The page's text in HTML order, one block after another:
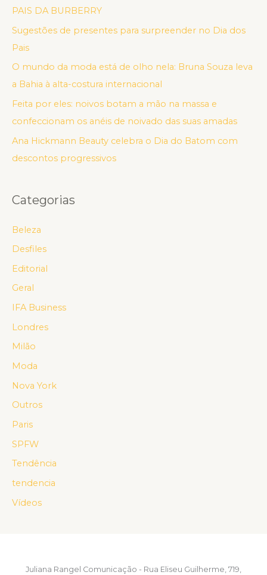
PAIS DA BURBERRY
Sugestões de presentes para surpreender no Dia dos
Pais
O mundo da moda está de olho nela: Bruna Souza leva
a Bahia à alta-costura internacional
Feita por eles: noivos botam a mão na massa e
confeccionam os anéis de noivado das suas amadas
Ana Hickmann Beauty celebra o Dia do Batom com
descontos progressivos
Categorias
Beleza
Desfiles
Editorial
Geral
IFA Business
Londres
Milão
Moda
Nova York
Outros
Paris
SPFW
Tendência
tendencia
Vídeos
Juliana Rangel Comunicação - Rua Eliseu Guilherme, 719,